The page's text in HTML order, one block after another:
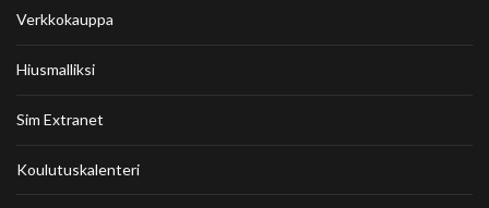
Verkkokauppa
Hiusmalliksi
Sim Extranet
Koulutuskalenteri